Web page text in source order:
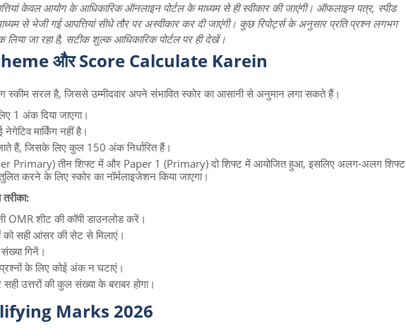
केवल आयोग के आधिकारिक ऑनलाइन पोर्टल के माध्यम से ही स्वीकार की जाएंगी। ऑफलाइन पत्र, स्पीड
से भेजी गई आपत्तियां सीधे तौर पर अस्वीकार कर दी जाएंगी। कुछ रिपोर्ट्स के अनुसार प्रति प्रश्न लगभग
जा रहा है, सटीक शुल्क आधिकारिक पोर्टल पर ही देखें।
और Score Calculate Karein
स्कीम सरल है, जिससे उम्मीदवार अपने संभावित स्कोर का आसानी से अनुमान लगा सकते हैं।
1 अंक दिया जाएगा।
मार्किंग नहीं है।
हैं, जिसके लिए कुल 150 अंक निर्धारित हैं।
Primary) तीन शिफ्ट में और Paper 1 (Primary) दो शिफ्ट में आयोजित हुआ, इसलिए अलग-अलग शिफ्ट
करने के लिए स्कोर का नॉर्मलाइजेशन किया जाएगा।
शीट की कॉपी डाउनलोड करें।
को सही आंसर की सेट से मिलाएं।
गिनें।
के लिए कोई अंक न घटाएं।
उत्तरों की कुल संख्या के बराबर होगा।
Marks 2026